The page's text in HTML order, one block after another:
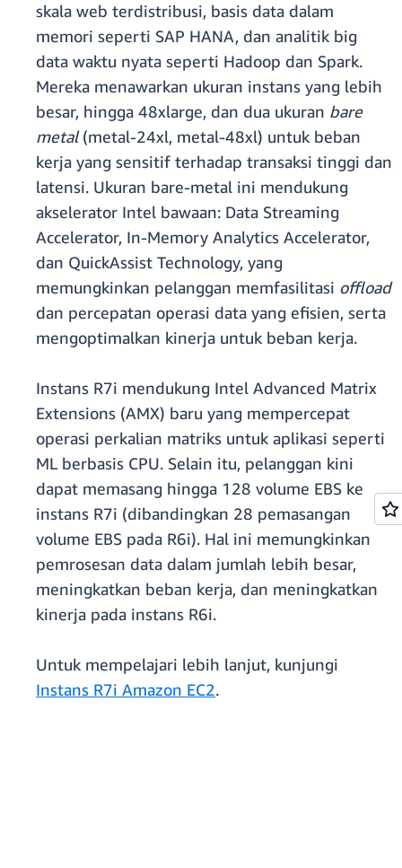
skala web terdistribusi, basis data dalam
memori seperti SAP HANA, dan analitik big
data waktu nyata seperti Hadoop dan Spark.
Mereka menawarkan ukuran instans yang lebih
besar, hingga 48xlarge, dan dua ukuran bare
metal(metal-24xl, metal-48xl) untuk beban
kerja yang sensitif terhadap transaksi tinggi dan
latensi. Ukuran bare-metal ini mendukung
akselerator Intel bawaan: Data Streaming
Accelerator, In-Memory Analytics Accelerator,
dan QuickAssist Technology, yang
memungkinkan pelanggan memfasilitasi offload
dan percepatan operasi data yang efisien, serta
mengoptimalkan kinerja untuk beban kerja.
Instans R7i mendukung Intel Advanced Matrix
Extensions (AMX) baru yang mempercepat
operasi perkalian matriks untuk aplikasi seperti
ML berbasis CPU. Selain itu, pelanggan kini
dapat memasang hingga 128 volume EBS ke
instans R7i (dibandingkan 28 pemasangan
volume EBS pada R6i). Hal ini memungkinkan
pemrosesan data dalam jumlah lebih besar,
meningkatkan beban kerja, dan meningkatkan
kinerja pada instans R6i.
Untuk mempelajari lebih lanjut, kunjungi
Instans R7i Amazon EC2.